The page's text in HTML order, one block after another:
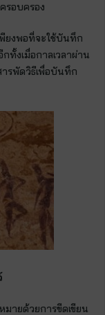
รอบครอง
ยงพอที่จะใช้บันทึก
กทั้งเมื่อกาลเวลาผ่าน
รพัดวิธีเพื่อบันทึก
มายด้วยการขีดเขียน